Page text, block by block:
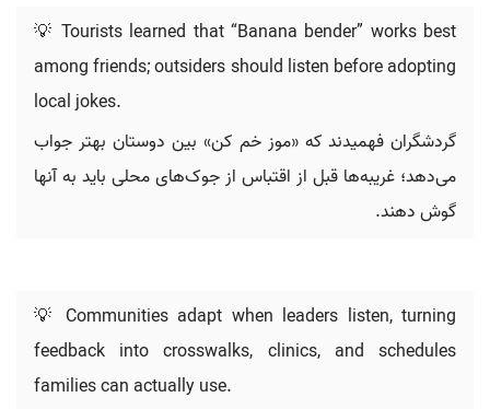
💡 Tourists learned that “Banana bender” works best
among friends; outsiders should listen before adopting
local jokes.
گردشگران فهمیدند که «موز خم کن» بین دوستان بهتر جواب
می‌دهد؛ غریبه‌ها قبل از اقتباس از جوک‌های محلی باید به آنها
گوش دهند.
💡 Communities adapt when leaders listen, turning
feedback into crosswalks, clinics, and schedules
families can actually use.